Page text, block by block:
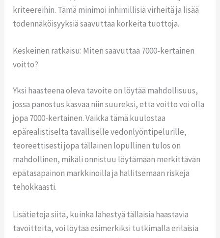
kriteereihin. Tämä minimoi inhimillisiä virheitä ja lisää
todennäköisyyksiä saavuttaa korkeita tuottoja.
Keskeinen ratkaisu: Miten saavuttaa 7000-kertainen
voitto?
Yksi haasteena oleva tavoite on löytää mahdollisuus,
jossa panostus kasvaa niin suureksi, että voitto voi olla
jopa 7000-kertainen. Vaikka tämä kuulostaa
epärealistiselta tavalliselle vedonlyöntipelurille,
teoreettisesti jopa tällainen lopullinen tulos on
mahdollinen, mikäli onnistuu löytämään merkittävän
epätasapainon markkinoilla ja hallitsemaan riskejä
tehokkaasti.
Lisätietoja siitä, kuinka lähestyä tällaisia haastavia
tavoitteita, voi löytää esimerkiksi tutkimalla erilaisia